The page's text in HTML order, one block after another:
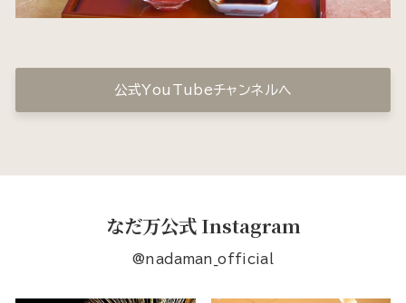
公式YouTubeチャンネルへ
なだ万公式 Instagram
@nadaman_official